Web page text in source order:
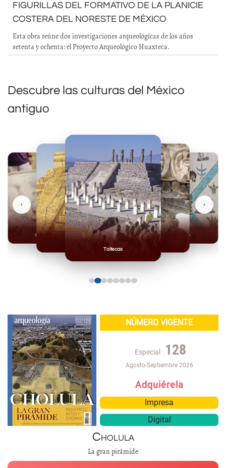
FIGURILLAS DEL FORMATIVO DE LA PLANICIE
COSTERA DEL NORESTE DE MÉXICO
Esta obra reúne dos investigaciones arqueológicas de los años
setenta y ochenta: el Proyecto Arqueológico Huaxteca.
Descubre las culturas del México
antiguo
Toltecas
Mexicas
Olmecas
‹ ›
NÚMERO VIGENTE
Especial 128
Agosto-Septiembre 2026
Adquiérela
Impresa
Digital
Cholula
La gran pirámide